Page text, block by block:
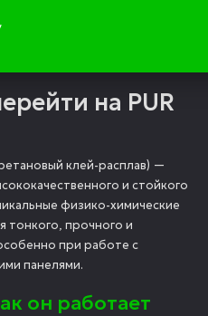
на PUR
клей-расплав) —
и стойкого
физико-химические
тонкого, прочного и
при работе с
панелями.
он работает